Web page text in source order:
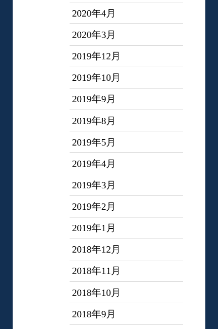
2020年4月
2020年3月
2019年12月
2019年10月
2019年9月
2019年8月
2019年5月
2019年4月
2019年3月
2019年2月
2019年1月
2018年12月
2018年11月
2018年10月
2018年9月